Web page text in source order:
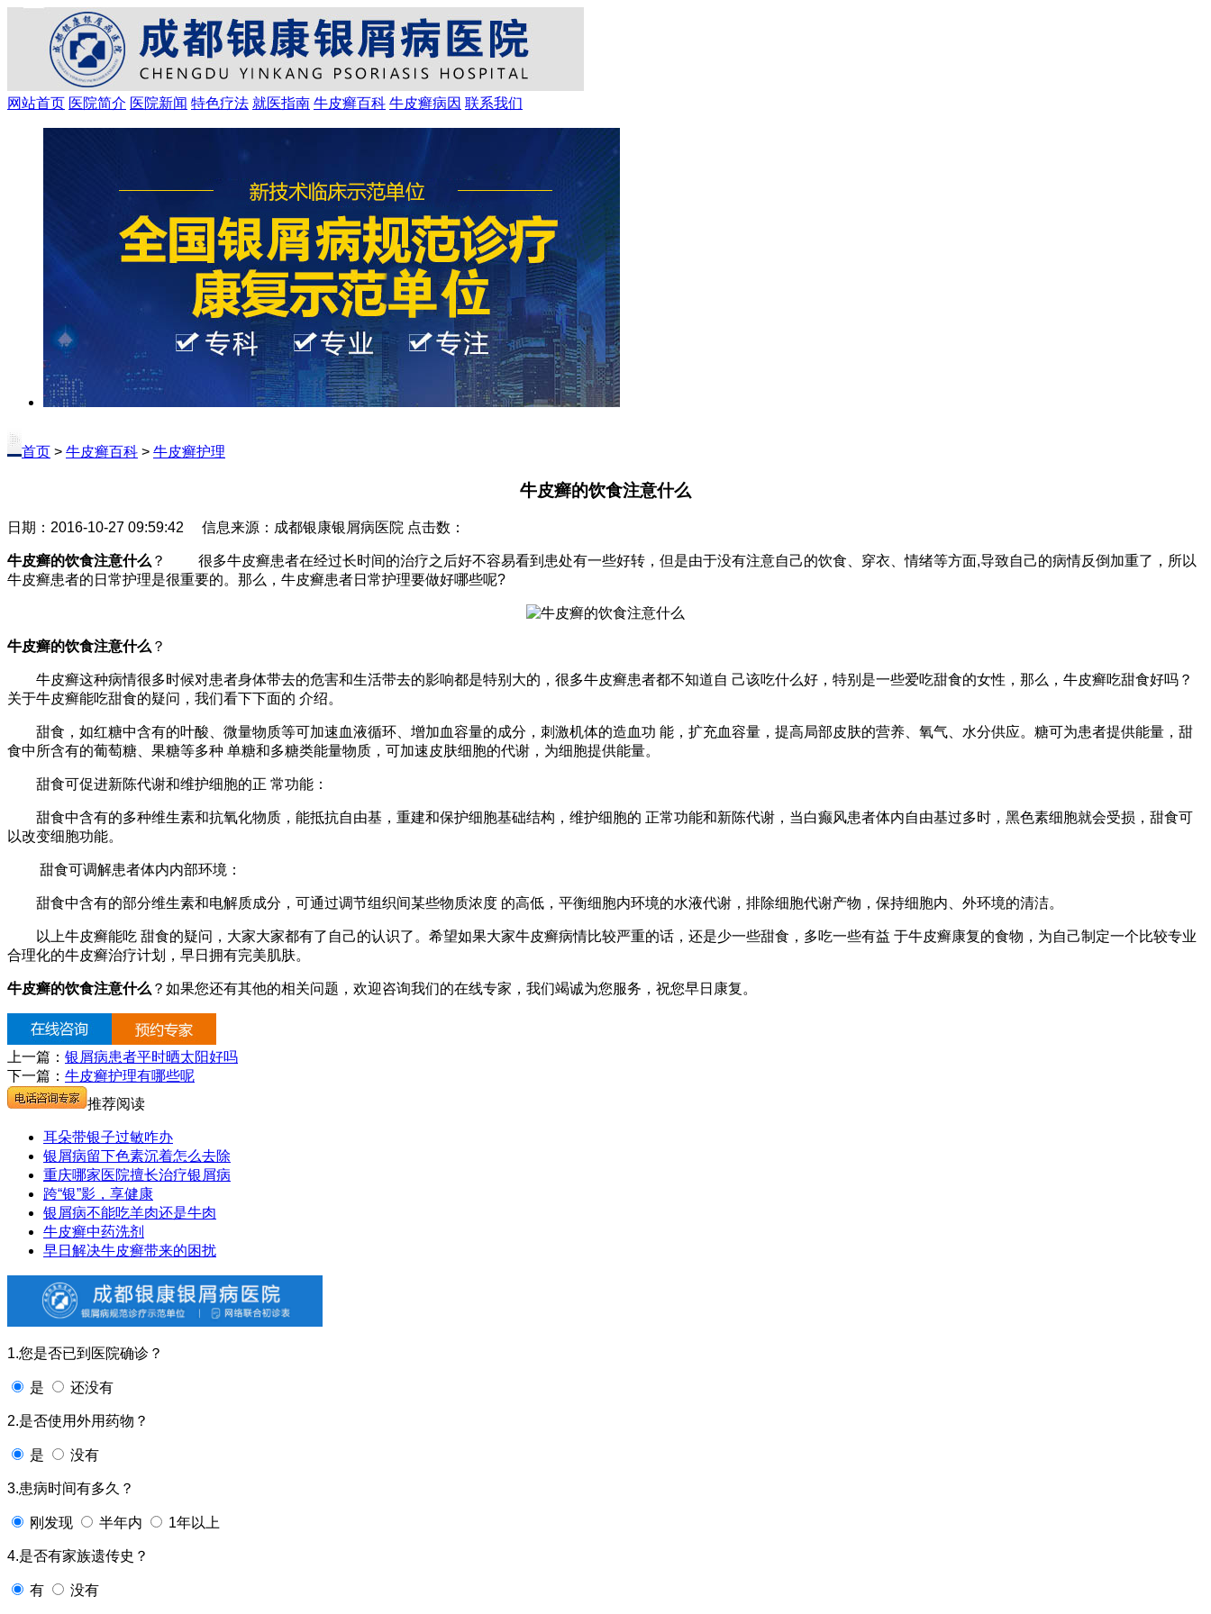
网站首页 医院简介 医院新闻 特色疗法 就医指南 牛皮癣百科 牛皮癣病因 联系我们
首页 > 牛皮癣百科 > 牛皮癣护理
牛皮癣的饮食注意什么
日期：2016-10-27 09:59:42 信息来源：成都银康银屑病医院 点击数：
牛皮癣的饮食注意什么 ？ 很多牛皮癣患者在经过长时间的治疗之后好不容易看到患处有一些好转，但是由于没有注意自己的饮食、穿衣、情绪等方面,导致自己的病情反倒加重了，所以
牛皮癣患者的日常护理是很重要的。那么，牛皮癣患者日常护理要做好哪些呢?
牛皮癣的饮食注意什么 ？
牛皮癣这种病情很多时候对患者身体带去的危害和生活带去的影响都是特别大的，很多牛皮癣患者都不知道自 己该吃什么好，特别是一些爱吃甜食的女性，那么，牛皮癣吃甜食好吗？
关于牛皮癣能吃甜食的疑问，我们看下下面的 介绍。
甜食，如红糖中含有的叶酸、微量物质等可加速血液循环、增加血容量的成分，刺激机体的造血功 能，扩充血容量，提高局部皮肤的营养、氧气、水分供应。糖可为患者提供能量，甜
食中所含有的葡萄糖、果糖等多种 单糖和多糖类能量物质，可加速皮肤细胞的代谢，为细胞提供能量。
甜食可促进新陈代谢和维护细胞的正 常功能：
甜食中含有的多种维生素和抗氧化物质，能抵抗自由基，重建和保护细胞基础结构，维护细胞的 正常功能和新陈代谢，当白癫风患者体内自由基过多时，黑色素细胞就会受损，甜食可
以改变细胞功能。
甜食可调解患者体内内部环境：
甜食中含有的部分维生素和电解质成分，可通过调节组织间某些物质浓度 的高低，平衡细胞内环境的水液代谢，排除细胞代谢产物，保持细胞内、外环境的清洁。
以上牛皮癣能吃 甜食的疑问，大家大家都有了自己的认识了。希望如果大家牛皮癣病情比较严重的话，还是少一些甜食，多吃一些有益 于牛皮癣康复的食物，为自己制定一个比较专业
合理化的牛皮癣治疗计划，早日拥有完美肌肤。
牛皮癣的饮食注意什么 ？如果您还有其他的相关问题，欢迎咨询我们的在线专家，我们竭诚为您服务，祝您早日康复。
上一篇： 银屑病患者平时晒太阳好吗
下一篇： 牛皮癣护理有哪些呢
推荐阅读
耳朵带银子过敏咋办
银屑病留下色素沉着怎么去除
重庆哪家医院擅长治疗银屑病
跨“银”影，享健康
银屑病不能吃羊肉还是牛肉
牛皮癣中药洗剂
早日解决牛皮癣带来的困扰
1.您是否已到医院确诊？
是 还没有
2.是否使用外用药物？
是 没有
3.患病时间有多久？
刚发现 半年内 1年以上
4.是否有家族遗传史？
有 没有